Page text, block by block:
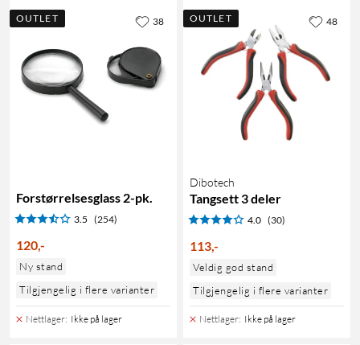
OUTLET
Forstørrelsesglass 2-pk.
3.5 (254)
120,-
Ny stand
Tilgjengelig i flere varianter
Nettlager: Ikke på lager
38 OUTLET
Dibotech
Tangsett 3 deler
4.0 (30)
113,-
Veldig god stand
Tilgjengelig i flere varianter
Nettlager: Ikke på lager
48